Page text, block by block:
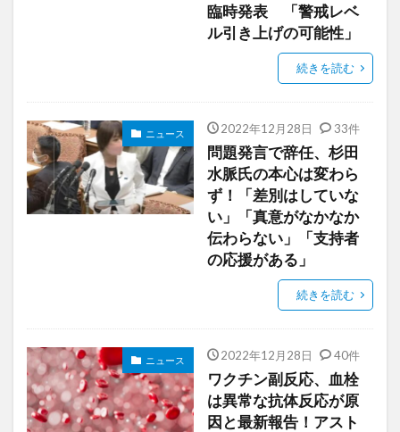
臨時発表 「警戒レベ
ル引き上げの可能性」
続きを読む
ニュース 2022年12月28日 33件
問題発言で辞任、杉田
水脈氏の本心は変わら
ず！「差別はしていな
い」「真意がなかなか
伝わらない」「支持者
の応援がある」
続きを読む
ニュース 2022年12月28日 40件
ワクチン副反応、血栓
は異常な抗体反応が原
因と最新報告！アスト